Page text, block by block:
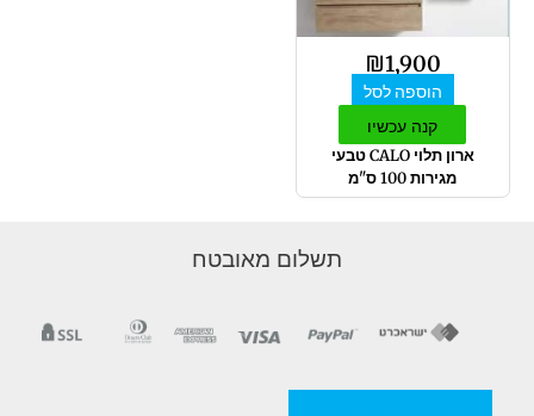
₪1,900
הוספה לסל
קנה עכשיו
ארון תלוי CALO טבעי
מגירות 100 ס"מ
תשלום מאובטח